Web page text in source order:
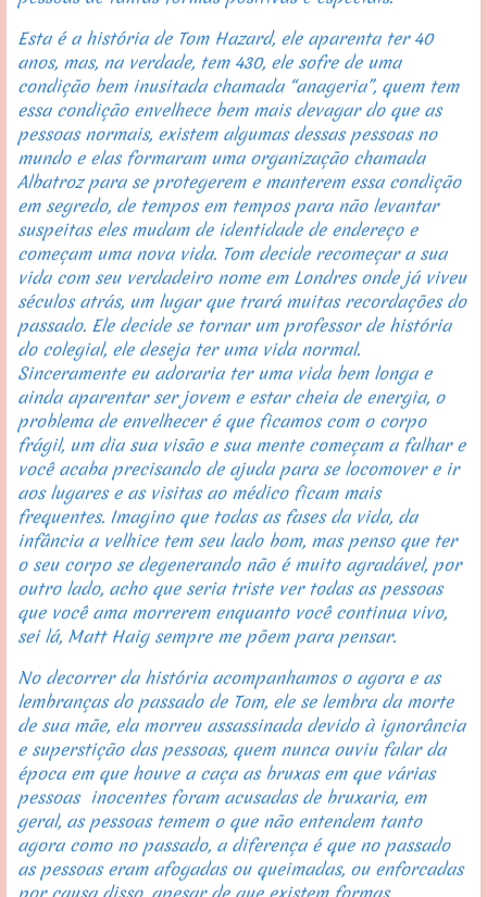
Esta é a história de Tom Hazard, ele aparenta ter 40
anos, mas, na verdade, tem 430, ele sofre de uma
condição bem inusitada chamada “anageria”, quem tem
essa condição envelhece bem mais devagar do que as
pessoas normais, existem algumas dessas pessoas no
mundo e elas formaram uma organização chamada
Albatroz para se protegerem e manterem essa condição
em segredo, de tempos em tempos para não levantar
suspeitas eles mudam de identidade de endereço e
começam uma nova vida. Tom decide recomeçar a sua
vida com seu verdadeiro nome em Londres onde já viveu
séculos atrás, um lugar que trará muitas recordações do
passado. Ele decide se tornar um professor de história
do colegial, ele deseja ter uma vida normal.
Sinceramente eu adoraria ter uma vida bem longa e
ainda aparentar ser jovem e estar cheia de energia, o
problema de envelhecer é que ficamos com o corpo
frágil, um dia sua visão e sua mente começam a falhar e
você acaba precisando de ajuda para se locomover e ir
aos lugares e as visitas ao médico ficam mais
frequentes. Imagino que todas as fases da vida, da
infância a velhice tem seu lado bom, mas penso que ter
o seu corpo se degenerando não é muito agradável, por
outro lado, acho que seria triste ver todas as pessoas
que você ama morrerem enquanto você continua vivo,
sei lá, Matt Haig sempre me põem para pensar.
No decorrer da história acompanhamos o agora e as
lembranças do passado de Tom, ele se lembra da morte
de sua mãe, ela morreu assassinada devido à ignorância
e superstição das pessoas, quem nunca ouviu falar da
época em que houve a caça as bruxas em que várias
pessoas  inocentes foram acusadas de bruxaria, em
geral, as pessoas temem o que não entendem tanto
agora como no passado, a diferença é que no passado
as pessoas eram afogadas ou queimadas, ou enforcadas